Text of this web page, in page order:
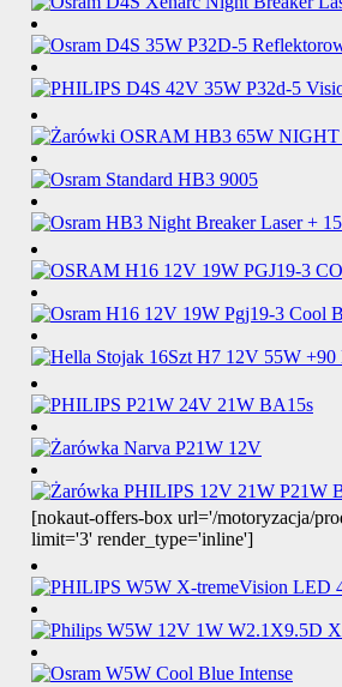
[nokaut-offers-box url='/motoryzacja/
limit='3' render_type='inline']